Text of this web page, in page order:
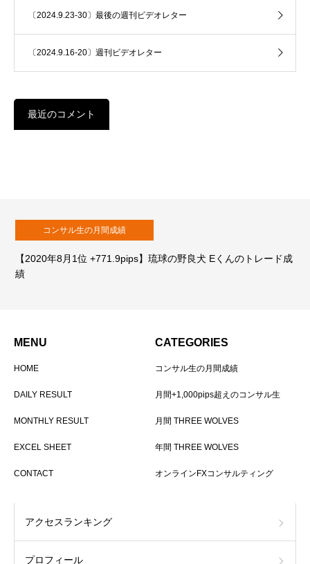
〔2024.9.23-30〕最後の週刊ビデオレター
〔2024.9.16-20〕週刊ビデオレター
最近のコメント
コンサル生の月間成績
【2020年8月1位 +771.9pips】琉球の野良犬 Eくんのトレード成
績
MENU
HOME
DAILY RESULT
MONTHLY RESULT
EXCEL SHEET
CONTACT
CATEGORIES
コンサル生の月間成績
月間+1,000pips超えのコンサル生
月間 THREE WOLVES
年間 THREE WOLVES
オンラインFXコンサルティング
アクセスランキング
プロフィール